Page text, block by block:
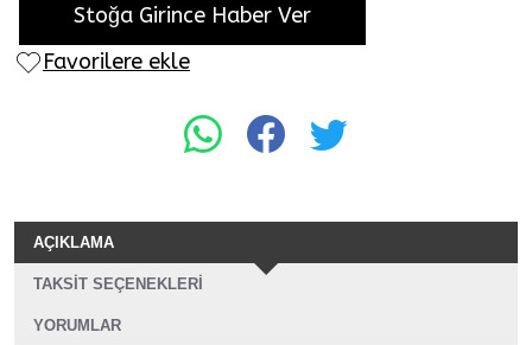
Stoğa Girince Haber Ver
Favorilere ekle
AÇIKLAMA
TAKSIT SEÇENEKLERI
YORUMLAR